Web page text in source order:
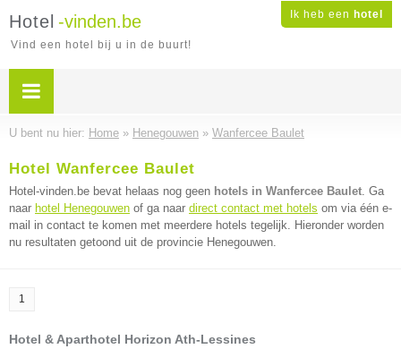
Ik heb een hotel
Hotel -vinden.be
Vind een hotel bij u in de buurt!
U bent nu hier: Home » Henegouwen » Wanfercee Baulet
Hotel Wanfercee Baulet
Hotel-vinden.be bevat helaas nog geen hotels in Wanfercee Baulet. Ga
naar hotel Henegouwen of ga naar direct contact met hotels om via één e-
mail in contact te komen met meerdere hotels tegelijk. Hieronder worden
nu resultaten getoond uit de provincie Henegouwen.
1
Hotel & Aparthotel Horizon Ath-Lessines